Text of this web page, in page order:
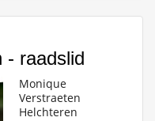
- raadslid
Monique
Verstraeten
Helchteren